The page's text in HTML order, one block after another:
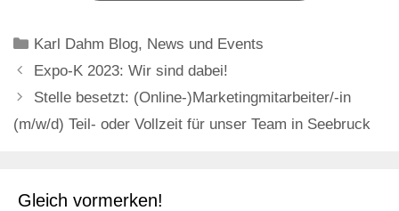
Kategorien
Karl Dahm Blog, News und Events
Expo-K 2023: Wir sind dabei!
Stelle besetzt: (Online-)Marketingmitarbeiter/-in
(m/w/d) Teil- oder Vollzeit für unser Team in Seebruck
Gleich vormerken!